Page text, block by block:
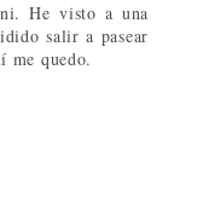
He visto a una
salir a pasear
me quedo.